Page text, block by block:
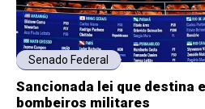
Senado Federal
Sancionada lei que destina
bombeiros militares